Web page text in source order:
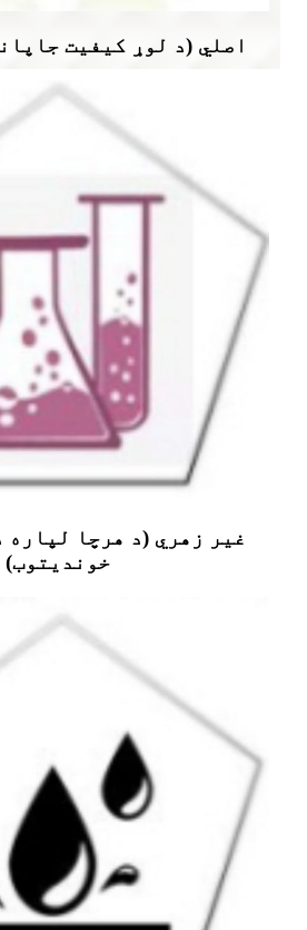
۱۰۰٪ اصلي (د لوړ کیفیت
غیر زهري (د هرچا لپاره
خوندیتوب)